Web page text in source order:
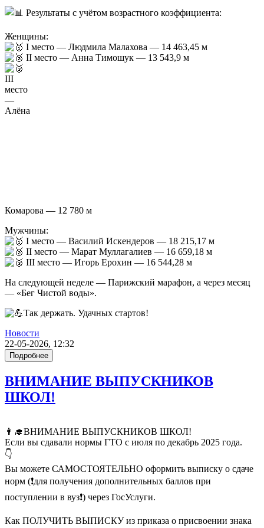
Результаты с учётом возрастного коэффициента:
Женщины:
I место — Людмила Малахова — 14 463,45 м
II место — Анна Тимошук — 13 543,9 м
III
место
—
Алёна
Комарова — 12 780 м
Мужчины:
I место — Василий Искендеров — 18 215,17 м
II место — Марат Муллагалиев — 16 659,18 м
III место — Игорь Ерохин — 16 544,28 м
На следующей неделе — Парижский марафон, а через месяц
— «Бег Чистой воды».
Так держать. Удачных стартов!
Новости
22-05-2026, 12:32
Подробнее
ВНИМАНИЕ ВЫПУСКНИКОВ
ШКОЛ!
👨‍🎓ВНИМАНИЕ ВЫПУСКНИКОВ ШКОЛ!
Если вы сдавали нормы ГТО с июля по декабрь 2025 года.
👇
Вы можете САМОСТОЯТЕЛЬНО оформить выписку о сдаче
норм (❗для получения дополнительных баллов при
поступлении в вуз❗) через ГосУслуги.
Как ПОЛУЧИТЬ ВЫПИСКУ из приказа о присвоении знака